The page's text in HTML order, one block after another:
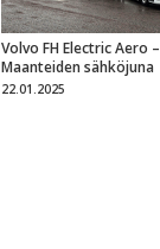
Volvo FH Electric Aero –
Maanteiden sähköjuna
22.01.2025